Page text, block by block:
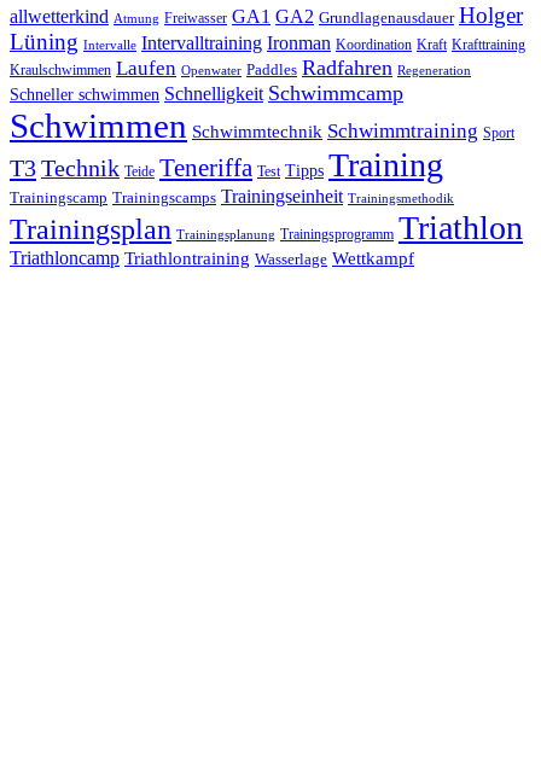
allwetterkind Atmung Freiwasser GA1 GA2 Grundlagenausdauer Holger
Lüning Intervalle Intervalltraining Ironman Koordination Kraft Krafttraining
Kraulschwimmen Laufen Openwater Paddles Radfahren Regeneration
Schneller schwimmen Schnelligkeit Schwimmcamp
Schwimmen Schwimmtechnik Schwimmtraining Sport
T3Technik Teide Teneriffa Test Tipps Training
Trainingscamp Trainingscamps Trainingseinheit Trainingsmethodik
Trainingsplan Trainingsplanung Trainingsprogramm Triathlon
Triathloncamp Triathlontraining Wasserlage Wettkampf